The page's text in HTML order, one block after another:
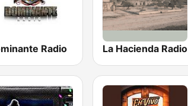
Radio La Hacienda Radio